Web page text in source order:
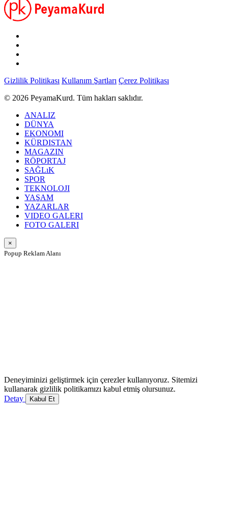
Gizlilik Politikası Kullanım Şartları Çerez Politikası
© 2026 PeyamaKurd. Tüm hakları saklıdır.
ANALIZ
DÜNYA
EKONOMI
KÜRDISTAN
MAGAZIN
RÖPORTAJ
SAĞLıK
SPOR
TEKNOLOJI
YAŞAM
YAZARLAR
VIDEO GALERI
FOTO GALERI
×
Popup Reklam Alanı
Deneyiminizi geliştirmek için çerezler kullanıyoruz. Sitemizi
kullanarak gizlilik politikamızı kabul etmiş olursunuz.
Detay
Kabul Et